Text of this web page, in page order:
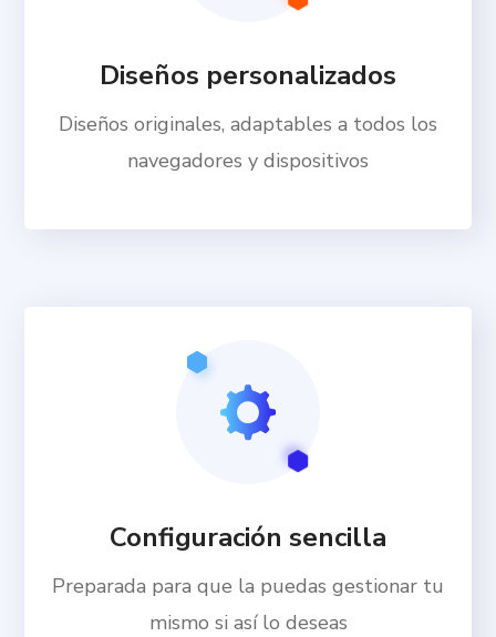
Diseños personalizados
Diseños originales, adaptables a todos los
navegadores y dispositivos
Configuración sencilla
Preparada para que la puedas gestionar tu
mismo si así lo deseas